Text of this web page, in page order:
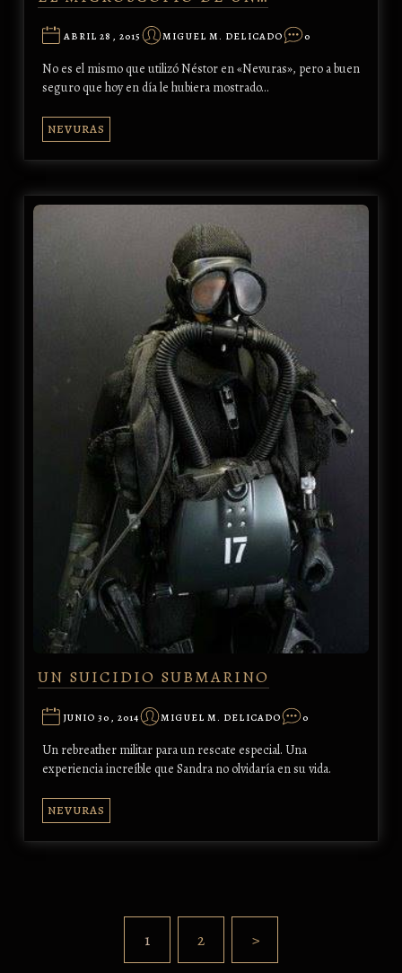
ABRIL 28, 2015 MIGUEL M. DELICADO 0
No es el mismo que utilizó Néstor en «Nevuras», pero a buen
seguro que hoy en día le hubiera mostrado…
NEVURAS
UN SUICIDIO SUBMARINO
JUNIO 30, 2014 MIGUEL M. DELICADO 0
Un rebreather militar para un rescate especial. Una
experiencia increíble que Sandra no olvidaría en su vida.
NEVURAS
1 2 >